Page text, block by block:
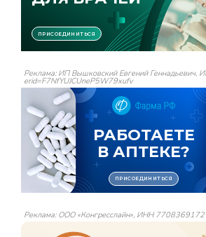
Реклама: ИП Вышковский Евгений
erid=F7NfYUJCUneP5W79xufv
Реклама: ООО «Конгресслайн», ИНН 7708369172